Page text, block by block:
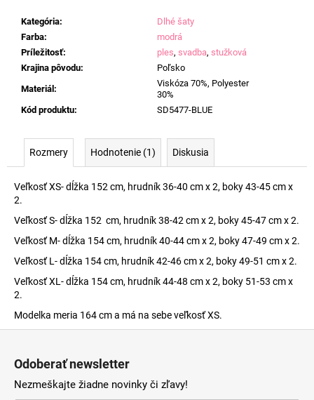
Kategória:
Dlhé šaty
Farba:
modrá
Príležitosť: ples, svadba, stužková
Krajina pôvodu:
Poľsko
Materiál :
Viskóza 70%, Polyester
30%
Kód produktu: SD5477-BLUE
Rozmery Hodnotenie (1) Diskusia
Veľkosť XS- dĺžka 152 cm, hrudník 36-40 cm x 2, boky 43-45 cm x
2.
Veľkosť S- dĺžka 152 cm, hrudník 38-42 cm x 2, boky 45-47 cm x 2.
Veľkosť M- dĺžka 154 cm, hrudník 40-44 cm x 2, boky 47-49 cm x 2.
Veľkosť L- dĺžka 154 cm, hrudník 42-46 cm x 2, boky 49-51 cm x 2.
Veľkosť XL- dĺžka 154 cm, hrudník 44-48 cm x 2, boky 51-53 cm x
2.
Modelka meria 164 cm a má na sebe veľkosť XS.
Odoberať newsletter
Nezmeškajte žiadne novinky či zľavy!